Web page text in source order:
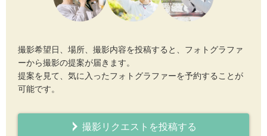
撮影希望日、場所、撮影内容を投稿すると、フォトグラファ
ーから撮影の提案が届きます。
提案を見て、気に入ったフォトグラファーを予約することが
可能です。
撮影リクエストを投稿する